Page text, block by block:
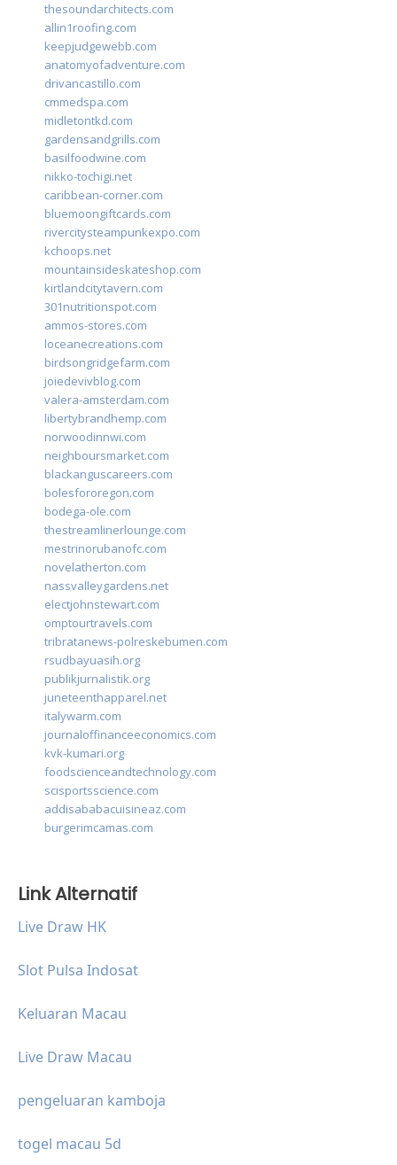
thesoundarchitects.com
allin1roofing.com
keepjudgewebb.com
anatomyofadventure.com
drivancastillo.com
cmmedspa.com
midletontkd.com
gardensandgrills.com
basilfoodwine.com
nikko-tochigi.net
caribbean-corner.com
bluemoongiftcards.com
rivercitysteampunkexpo.com
kchoops.net
mountainsideskateshop.com
kirtlandcitytavern.com
301nutritionspot.com
ammos-stores.com
loceanecreations.com
birdsongridgefarm.com
joiedevivblog.com
valera-amsterdam.com
libertybrandhemp.com
norwoodinnwi.com
neighboursmarket.com
blackanguscareers.com
bolesfororegon.com
bodega-ole.com
thestreamlinerlounge.com
mestrinorubanofc.com
novelatherton.com
nassvalleygardens.net
electjohnstewart.com
omptourtravels.com
tribratanews-polreskebumen.com
rsudbayuasih.org
publikjurnalistik.org
juneteenthapparel.net
italywarm.com
journaloffinanceeconomics.com
kvk-kumari.org
foodscienceandtechnology.com
scisportsscience.com
addisababacuisineaz.com
burgerimcamas.com
Link Alternatif
Live Draw HK
Slot Pulsa Indosat
Keluaran Macau
Live Draw Macau
pengeluaran kamboja
togel macau 5d